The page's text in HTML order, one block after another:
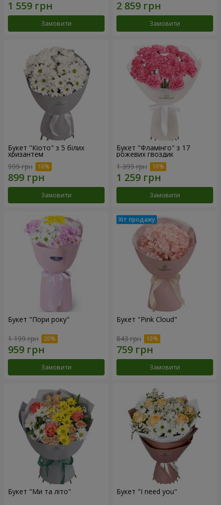
Замовити Замовити
Букет "Кіото" з 5 білих
хризантем
999 грн
Замовити
Букет "Фламінго" з 17
рожевих гвоздик
1 399 грн
Замовити
Букет "Пори року"
1 199 грн
Замовити
Букет "Pink Cloud"
843 грн
Замовити
Букет "Ми та літо" Букет "I need you"